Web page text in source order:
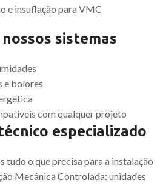
e insuflação para VMC
sistemas
e bolores
com qualquer projeto
especializado
tudo o que precisa para a instalação
Mecânica Controlada: unidades